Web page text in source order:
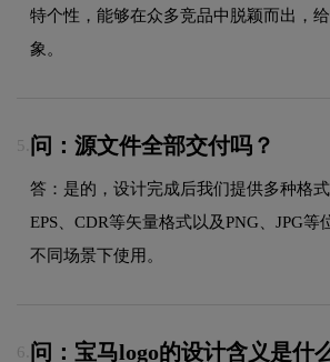
特个性，能够在众多竞品中脱颖而出，
象。
5. 问：源文件全部交付吗？
答：是的，设计完成后我们提供多种格
EPS、CDR等矢量格式以及PNG、JPG
不同场景下使用。
6. 问：宝马logo的设计含义是什